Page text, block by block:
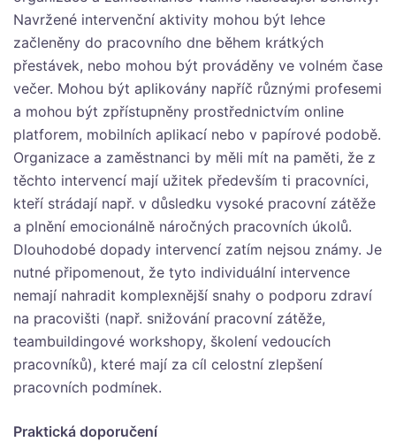
Navržené intervenční aktivity mohou být lehce
začleněny do pracovního dne během krátkých
přestávek, nebo mohou být prováděny ve volném čase
večer. Mohou být aplikovány napříč různými profesemi
a mohou být zpřístupněny prostřednictvím online
platforem, mobilních aplikací nebo v papírové podobě.
Organizace a zaměstnanci by měli mít na paměti, že z
těchto intervencí mají užitek především ti pracovníci,
kteří strádají např. v důsledku vysoké pracovní zátěže
a plnění emocionálně náročných pracovních úkolů.
Dlouhodobé dopady intervencí zatím nejsou známy. Je
nutné připomenout, že tyto individuální intervence
nemají nahradit komplexnější snahy o podporu zdraví
na pracovišti (např. snižování pracovní zátěže,
teambuildingové workshopy, školení vedoucích
pracovníků), které mají za cíl celostní zlepšení
pracovních podmínek.
Praktická doporučení